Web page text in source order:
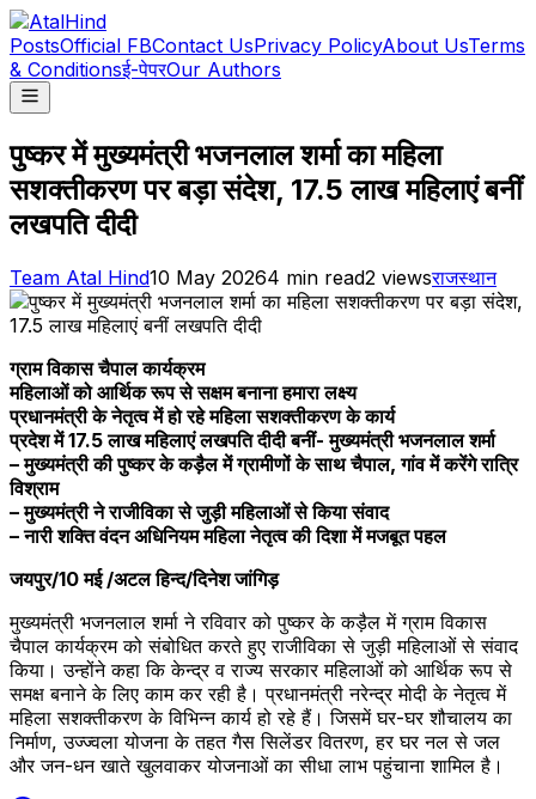
PostsOfficial FBContact UsPrivacy PolicyAbout UsTerms
& Conditionsई-पेपरOur Authors
पुष्कर में मुख्यमंत्री भजनलाल शर्मा का महिला
सशक्तीकरण पर बड़ा संदेश, 17.5 लाख महिलाएं बनीं
लखपति दीदी
Team Atal Hind10 May 20264 min read2 viewsराजस्थान
ग्राम विकास चैपाल कार्यक्रम
महिलाओं को आर्थिक रूप से सक्षम बनाना हमारा लक्ष्य
प्रधानमंत्री के नेतृत्व में हो रहे महिला सशक्तीकरण के कार्य
प्रदेश में 17.5 लाख महिलाएं लखपति दीदी बनीं- मुख्यमंत्री भजनलाल शर्मा
– मुख्यमंत्री की पुष्कर के कड़ैल में ग्रामीणों के साथ चैपाल, गांव में करेंगे रात्रि
विश्राम
– मुख्यमंत्री ने राजीविका से जुड़ी महिलाओं से किया संवाद
– नारी शक्ति वंदन अधिनियम महिला नेतृत्व की दिशा में मजबूत पहल
जयपुर/10 मई /अटल हिन्द/दिनेश जांगिड़
मुख्यमंत्री भजनलाल शर्मा ने रविवार को पुष्कर के कड़ैल में ग्राम विकास
चैपाल कार्यक्रम को संबोधित करते हुए राजीविका से जुड़ी महिलाओं से संवाद
किया। उन्होंने कहा कि केन्द्र व राज्य सरकार महिलाओं को आर्थिक रूप से
समक्ष बनाने के लिए काम कर रही है। प्रधानमंत्री नरेन्द्र मोदी के नेतृत्व में
महिला सशक्तीकरण के विभिन्न कार्य हो रहे हैं। जिसमें घर-घर शौचालय का
निर्माण, उज्ज्वला योजना के तहत गैस सिलेंडर वितरण, हर घर नल से जल
और जन-धन खाते खुलवाकर योजनाओं का सीधा लाभ पहुंचाना शामिल है।